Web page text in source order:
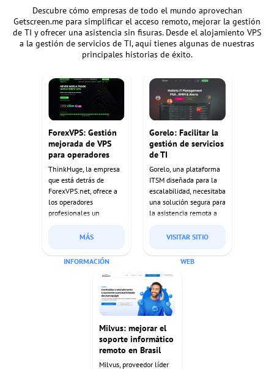
Descubre cómo empresas de todo el mundo aprovechan
Getscreen.me para simplificar el acceso remoto, mejorar la gestión
de TI y ofrecer una asistencia sin fisuras. Desde el alojamiento VPS
a la gestión de servicios de TI, aquí tienes algunas de nuestras
principales historias de éxito.
ForexVPS: Gestión
mejorada de VPS
para operadores
ThinkHuge, la empresa
que está detrás de
ForexVPS.net, ofrece a
los operadores
profesionales un
para robots de trading
Getscreen.me
clientes un acceso
remoto fiable para
gestionar y supervisar
estos sistemas sin
MÁS
INFORMACIÓN
Gorelo: Facilitar la
gestión de servicios
de TI
Gorelo, una plataforma
ITSM diseñada para la
escalabilidad, necesitaba
una solución segura para
la asistencia remota a
base de clientes. La
de Getscreen.me
seguridad al tiempo que
permitía unas
operaciones de
asistencia sin fisuras.
VISITAR SITIO
WEB
Milvus: mejorar el
soporte informático
remoto en Brasil
Milvus, proveedor líder